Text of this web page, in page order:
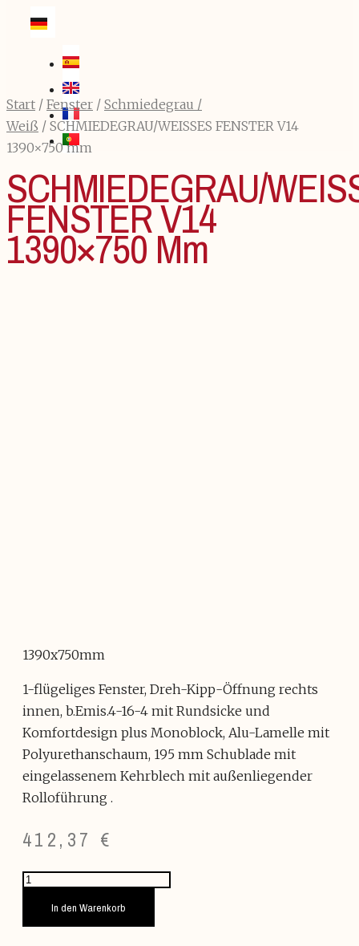
Start / Fenster / Schmiedegrau /
Weiß / SCHMIEDEGRAU/WEISSES FENSTER V14
1390×750 mm
SCHMIEDEGRAU/
FENSTER V14
1390×750 Mm
1390x750mm
1-flügeliges Fenster, Dreh-Kipp-Öffnung rechts
innen, b.Emis.4-16-4 mit Rundsicke und
Komfortdesign plus Monoblock, Alu-Lamelle mit
Polyurethanschaum, 195 mm Schublade mit
eingelassenem Kehrblech mit außenliegender
Rolloführung .
412,37 €
SCHMIEDEGRAU/WEISSES
In den Warenkorb